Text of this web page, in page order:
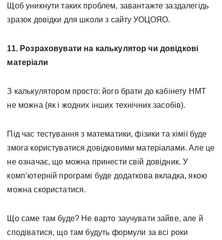
Щоб уникнути таких проблем, завантажте заздалегідь
зразок довідки для школи з сайту УОЦОЯО.
11. Розраховувати на калькулятор чи довідкові
матеріали
З калькулятором просто: його брати до кабінету НМТ
не можна (як і жодних інших технічних засобів).
Під час тестування з математики, фізики та хімії буде
змога користуватися довідковими матеріалами. Але це
не означає, що можна принести свій довідник. У
комп’ютерній програмі буде додаткова вкладка, якою
можна скористатися.
Що саме там буде? Не варто заучувати зайве, але й
сподіватися, що там будуть формули за всі роки